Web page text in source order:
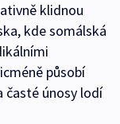
klidnou
kde somálská
působí
časté únosy lodí